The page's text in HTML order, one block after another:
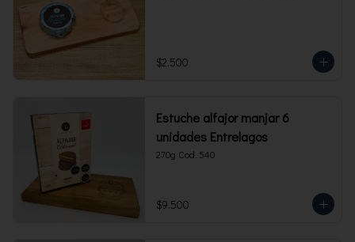
$2.500
Estuche alfajor manjar 6
unidades Entrelagos
270g Cod. 540
$9.500